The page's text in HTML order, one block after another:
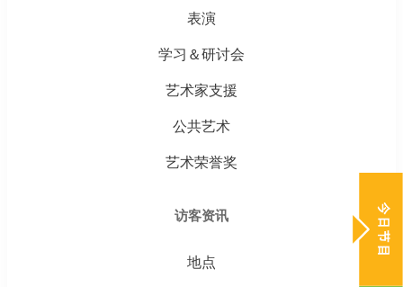
表演
学习＆研讨会
艺术家支援
公共艺术
艺术荣誉奖
访客资讯
地点